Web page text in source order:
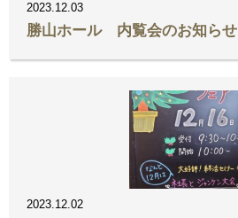
2023.12.03
勝山ホール 内覧会のお知らせ
2023.12.02